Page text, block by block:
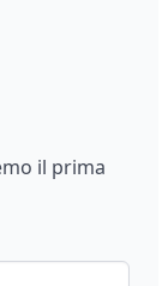
il prima